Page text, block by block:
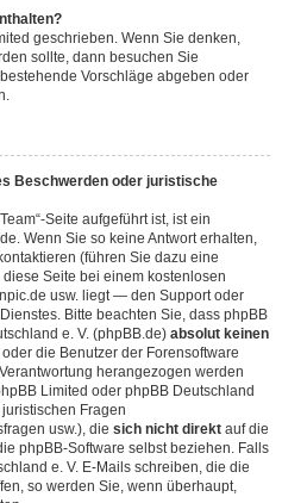
geschrieben. Wenn Sie denken,
sollte, dann besuchen Sie
Vorschläge abgeben oder
Beschwerden oder juristische
Seite aufgeführt ist, ist ein
Wenn Sie so keine Antwort erhalten,
(führen Sie dazu eine
Seite bei einem kostenlosen
usw. liegt — den Support oder
Bitte beachten Sie, dass phpBB
e. V. (phpBB.de) absolut keinen
die Benutzer der Forensoftware
herangezogen werden
Limited oder phpBB Deutschland
Fragen
usw.), die sich nicht direkt auf die
phpBB-Software selbst beziehen. Falls
e. V. E-Mails schreiben, die die
so werden Sie, wenn überhaupt,